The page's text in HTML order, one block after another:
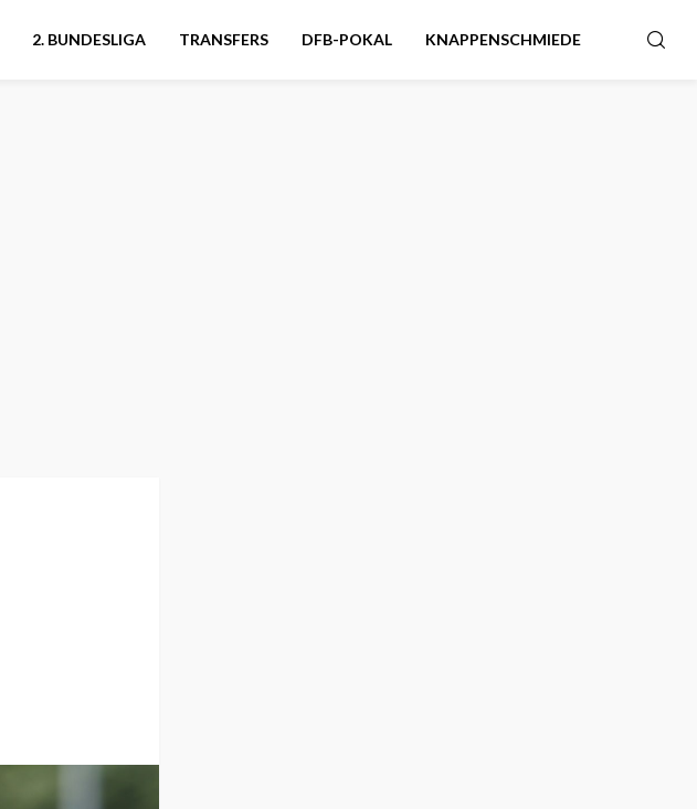
2. BUNDESLIGA TRANSFERS DFB-POKAL KNAPPENSCHMIEDE